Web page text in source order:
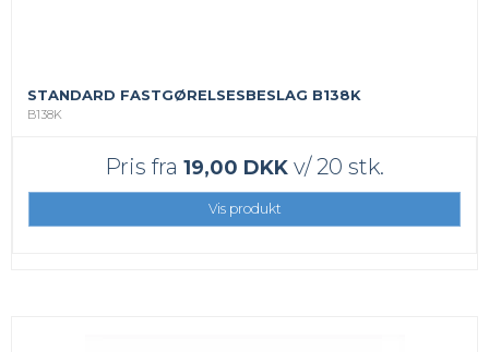
STANDARD FASTGØRELSESBESLAG B138K
B138K
Pris fra 19,00 DKK v/ 20 stk.
Vis produkt